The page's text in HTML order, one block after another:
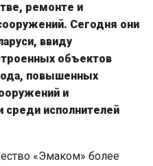
ремонте и
Сегодня они
ввиду
объектов
повышенных
и
среди исполнителей
«Эмаком» более